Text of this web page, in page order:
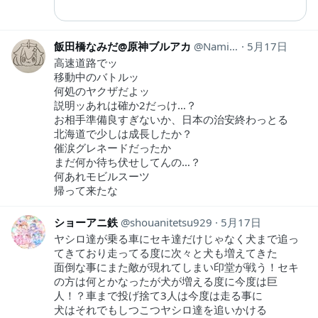
飯田橋なみだ@原神ブルアカ NamidaIidabashi
5月17日
高速道路でッ
移動中のバトルッ
何処のヤクザだよッ
説明ッあれは確か2だっけ…？
お相手準備良すぎないか、日本の治安終わっとる
北海道で少しは成長したか？
催涙グレネードだったか
まだ何か待ち伏せしてんの…？
何あれモビルスーツ
帰って来たな
ショーアニ鉄 shouanitetsu929
5月17日
ヤシロ達が乗る車にセキ達だけじゃなく犬まで追っ
てきており走ってる度に次々と犬も増えてきた
面倒な事にまた敵が現れてしまい印堂が戦う！セキ
の方は何とかなったが犬が増える度に今度は巨
人！？車まで投げ捨て3人は今度は走る事に
犬はそれでもしつこつヤシロ達を追いかける